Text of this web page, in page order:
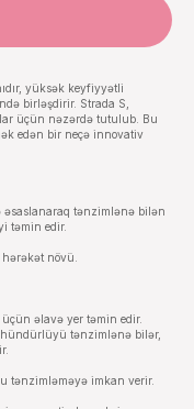
yüksək keyfiyyətli
birləşdirir. Strada S,
üçün nəzərdə tutulub. Bu
edən bir neçə innovativ
əsaslanaraq tənzimlənə bilən
təmin edir.
növü.
əlavə yer təmin edir.
hündürlüyü tənzimlənə bilər,
tənzimləməyə imkan verir.